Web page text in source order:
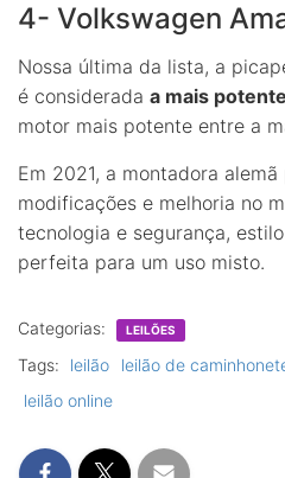
4- Volkswagen
Nossa última da lista, a
é considerada a mais
motor mais potente entre a
Em 2021, a montadora
modificações e melhoria no
tecnologia e segurança,
perfeita para um uso misto.
Categorias: LEILÕES
Tags: leilão leilão de
leilão online